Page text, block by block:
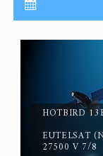
ليس العكس
HOTBIRD
EUTELSAT
27500 V 7/8